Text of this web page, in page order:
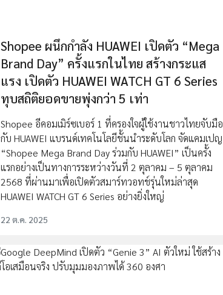
Shopee ผนึกกำลัง HUAWEI เปิดตัว “Mega
Brand Day” ครั้งแรกในไทย สร้างกระแส
แรง เปิดตัว HUAWEI WATCH GT 6 Series
ทุบสถิติยอดขายพุ่งกว่า 5 เท่า
Shopee อีคอมเมิร์ซเบอร์ 1 ที่ครองใจผู้ใช้งานชาวไทยจับมือ
กับ HUAWEI แบรนด์เทคโนโลยีชั้นนำระดับโลก จัดแคมเปญ
“Shopee Mega Brand Day ร่วมกับ HUAWEI” เป็นครั้ง
แรกอย่างเป็นทางการระหว่างวันที่ 2 ตุลาคม – 5 ตุลาคม
2568 ที่ผ่านมาเพื่อเปิดตัวสมาร์ทวอทช์รุ่นใหม่ล่าสุด
HUAWEI WATCH GT 6 Series อย่างยิ่งใหญ่
22 ต.ค. 2025